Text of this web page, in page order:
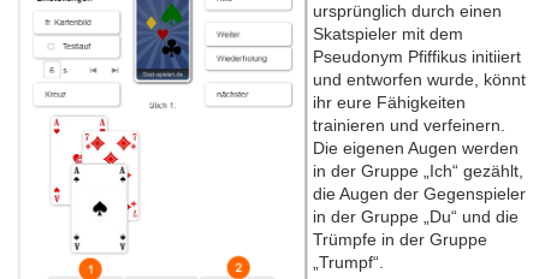
ursprünglich durch einen
Skatspieler mit dem
Pseudonym Pfiffikus initiiert
und entworfen wurde, könnt
ihr eure Fähigkeiten
trainieren und verfeinern.
Die eigenen Augen werden
in der Gruppe „Ich“ gezählt,
die Augen der Gegenspieler
in der Gruppe „Du“ und die
Trümpfe in der Gruppe
„Trumpf“.